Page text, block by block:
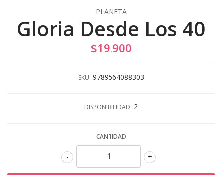
PLANETA
Gloria Desde Los 40
$19.900
SKU: 9789564088303
DISPONIBILIDAD: 2
CANTIDAD
+
-